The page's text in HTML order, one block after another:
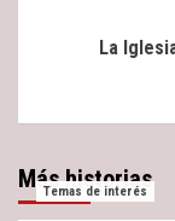
La
Más historias
Temas de interés